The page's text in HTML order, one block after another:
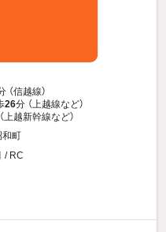
（信越線）
26分 （上越線など）
上越新幹線など）
和町
/ RC